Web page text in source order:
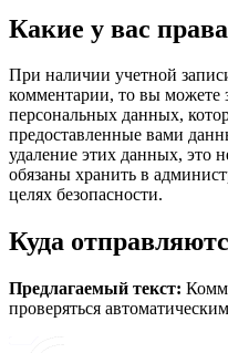
Какие у вас
При наличии учетной
комментарии, то вы можете
персональных данных,
предоставленные вами
удаление этих данных, это
обязаны хранить в
целях безопасности.
Куда
Предлагаемый текст:
проверяться